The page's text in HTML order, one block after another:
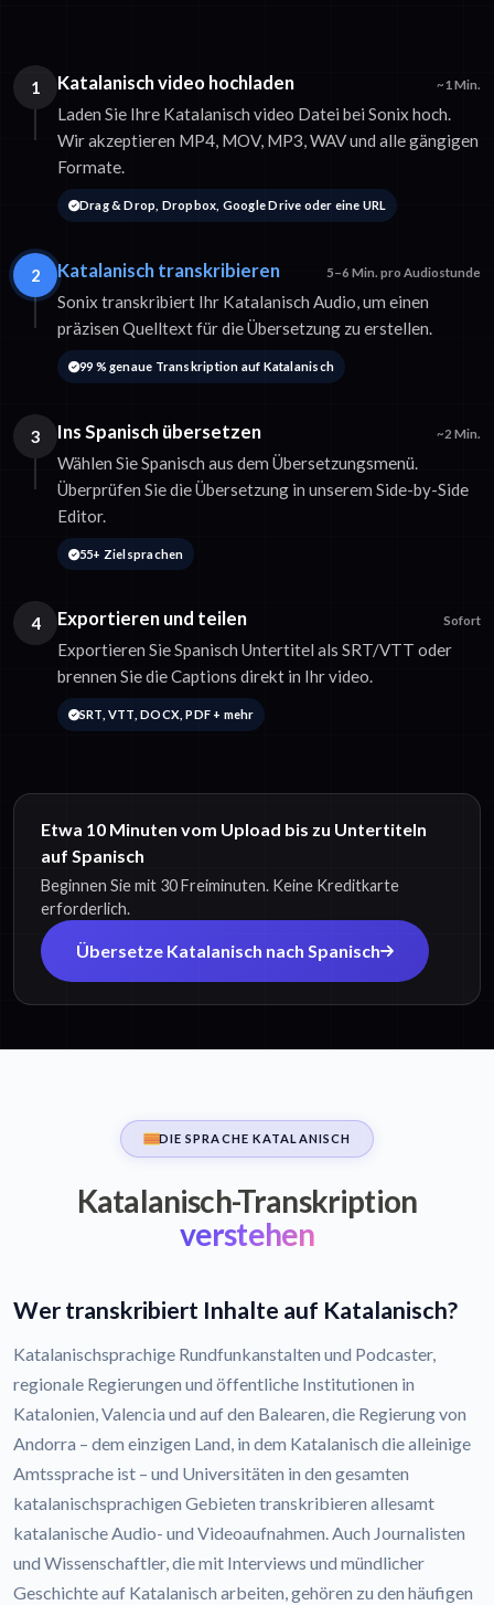
1 Katalanisch video hochladen ~1 Min.
Laden Sie Ihre Katalanisch video Datei bei Sonix hoch.
Wir akzeptieren MP4, MOV, MP3, WAV und alle gängigen
Formate.
Drag & Drop, Dropbox, Google Drive oder eine URL
2 Katalanisch transkribieren 5–6 Min. pro Audiostunde
Sonix transkribiert Ihr Katalanisch Audio, um einen
präzisen Quelltext für die Übersetzung zu erstellen.
99 % genaue Transkription auf Katalanisch
3 Ins Spanisch übersetzen ~2 Min.
Wählen Sie Spanisch aus dem Übersetzungsmenü.
Überprüfen Sie die Übersetzung in unserem Side-by-Side
Editor.
55+ Zielsprachen
4 Exportieren und teilen Sofort
Exportieren Sie Spanisch Untertitel als SRT/VTT oder
brennen Sie die Captions direkt in Ihr video.
SRT, VTT, DOCX, PDF + mehr
Etwa 10 Minuten vom Upload bis zu Untertiteln
auf Spanisch
Beginnen Sie mit 30 Freiminuten. Keine Kreditkarte
erforderlich.
Übersetze Katalanisch nach Spanisch
DIE SPRACHE KATALANISCH
Katalanisch-Transkription
verstehen
Wer transkribiert Inhalte auf Katalanisch?
Katalanischsprachige Rundfunkanstalten und Podcaster,
regionale Regierungen und öffentliche Institutionen in
Katalonien, Valencia und auf den Balearen, die Regierung von
Andorra – dem einzigen Land, in dem Katalanisch die alleinige
Amtssprache ist – und Universitäten in den gesamten
katalanischsprachigen Gebieten transkribieren allesamt
katalanische Audio- und Videoaufnahmen. Auch Journalisten
und Wissenschaftler, die mit Interviews und mündlicher
Geschichte auf Katalanisch arbeiten, gehören zu den häufigen